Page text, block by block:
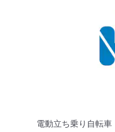
電動立ち乗り自転車